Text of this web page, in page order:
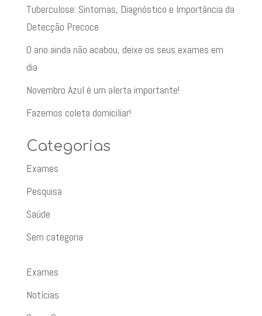
Tuberculose: Sintomas, Diagnóstico e Importância da
Detecção Precoce
O ano ainda não acabou, deixe os seus exames em
dia
Novembro Azul é um alerta importante!
Fazemos coleta domiciliar!
Categorias
Exames
Pesquisa
Saúde
Sem categoria
Exames
Notícias